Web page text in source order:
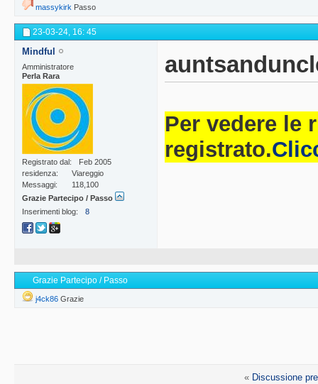
massykirk Passo
23-03-24, 16: 45
Mindful
Amministratore
Perla Rara
Registrato dal
Feb 2005
residenza
Viareggio
Messaggi
118,100
Grazie Partecipo / Passo
Inserimenti blog
8
Per vedere le
registrato.
Grazie Partecipo / Passo
j4ck86 Grazie
« Discussione